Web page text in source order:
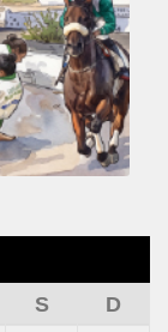
S
D